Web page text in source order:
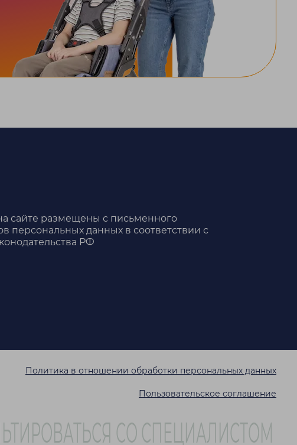
сайте размещены с письменного
персональных данных в соответствии с
РФ
Политика в отношении обработки персональных данных
Пользовательское соглашение
СО СПЕЦИАЛИСТОМ